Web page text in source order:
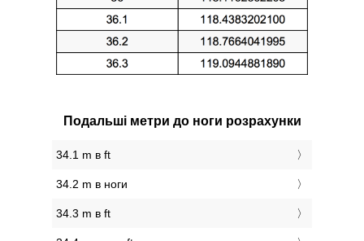
Подальші метри до ноги розрахунки
34.1 m в ft
34.2 m в ноги
34.3 m в ft